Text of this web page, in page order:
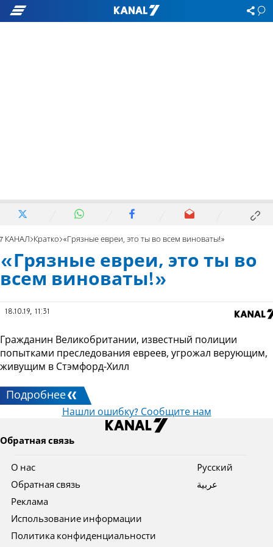
7 КАНАЛ Кратко «Грязные евреи, это ты во всем виноваты!»
«Грязные евреи, это ты во
всем виноваты!»
18.10.19, 11:31
Гражданин Великобритании, известный полиции
попытками преследования евреев, угрожал верующим,
живущим в Стэмфорд-Хилл
Подробнее
Нашли ошибку? Сообщите нам
Обратная связь
О нас
Обратная связь
Реклама
Использование информации
Политика конфиденциальности
Pусский
عربية